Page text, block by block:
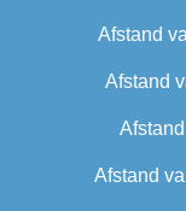
Afstand
Afstand
Afstand